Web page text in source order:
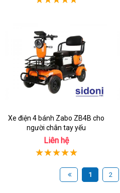
Xe điện 4 bánh Zabo ZB4B cho
người chân tay yếu
Liên hệ
1 2